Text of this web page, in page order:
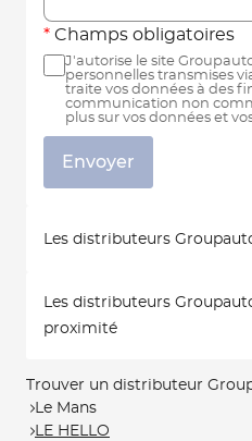
Champs obligatoires
J'autorise le site
personnelles transmises
traite vos données à des
communication non
plus sur vos données et
Envoyer
Les distributeurs
Les distributeurs
proximité
Trouver un distributeur
Le Mans
LE HELLO